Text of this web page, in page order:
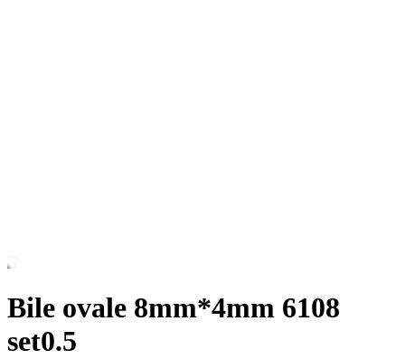
Bile ovale 8mm*4mm 6108
set0.5